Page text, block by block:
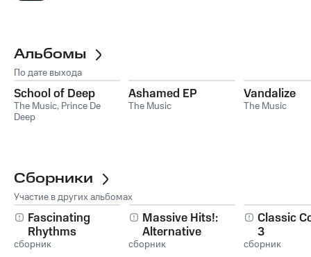
Альбомы
По дате выхода
School of Deep
The Music, Prince De
Deep
Ashamed EP
The Music
Vandalize
The Music
Сборники
Участие в других альбомах
Fascinating
Rhythms
сборник
Massive Hits!:
Alternative
сборник
Classic
3
сборник